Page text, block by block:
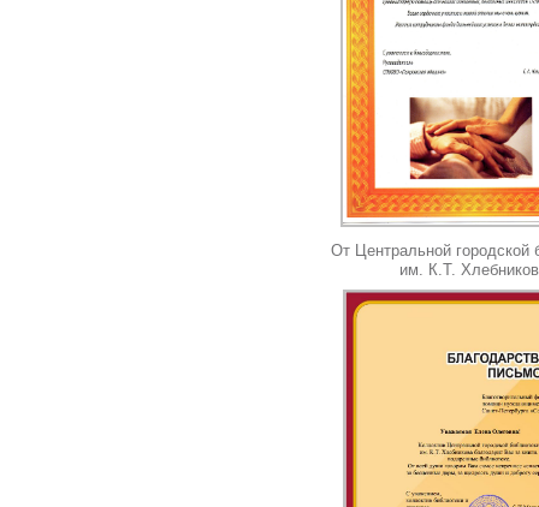
От Центральной городской
им. К.Т.